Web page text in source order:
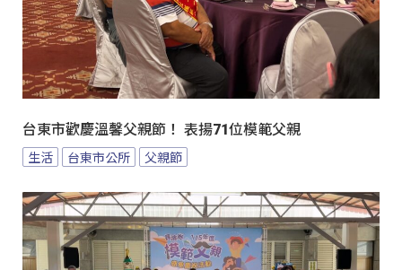
台東市歡慶溫馨父親節！ 表揚71位模範父親
生活 台東市公所 父親節